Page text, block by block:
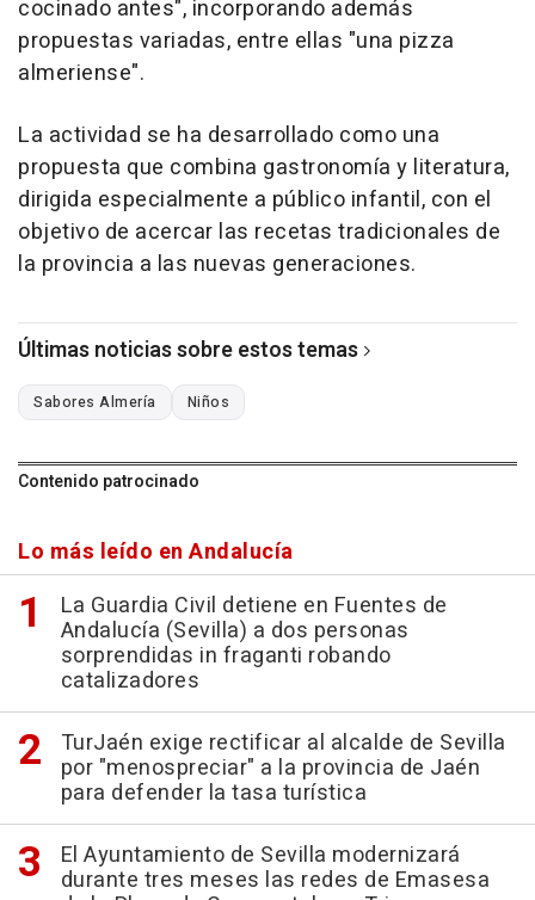
cocinado antes", incorporando además
propuestas variadas, entre ellas "una pizza
almeriense".
La actividad se ha desarrollado como una
propuesta que combina gastronomía y literatura,
dirigida especialmente a público infantil, con el
objetivo de acercar las recetas tradicionales de
la provincia a las nuevas generaciones.
Últimas noticias sobre estos temas
Sabores Almería Niños
Contenido patrocinado
Lo más leído en Andalucía
La Guardia Civil detiene en Fuentes de
Andalucía (Sevilla) a dos personas
sorprendidas in fraganti robando
catalizadores
TurJaén exige rectificar al alcalde de Sevilla
por "menospreciar" a la provincia de Jaén
para defender la tasa turística
El Ayuntamiento de Sevilla modernizará
durante tres meses las redes de Emasesa